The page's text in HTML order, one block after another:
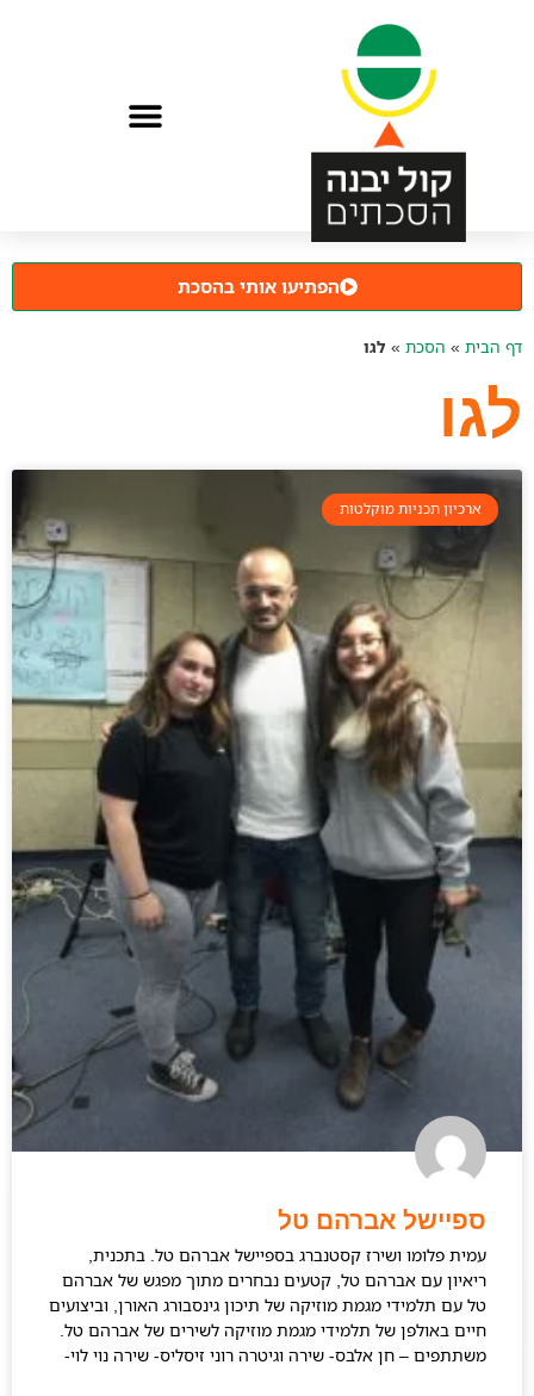
הפתיעו אותי בהסכת
דף הבית » הסכת » לגו
לגו
ארכיון תכניות מוקלטות
ספיישל אברהם טל
עמית פלומו ושירז קסטנברג בספיישל אברהם טל. בתכנית,
ריאיון עם אברהם טל, קטעים נבחרים מתוך מפגש של אברהם
טל עם תלמידי מגמת מוזיקה של תיכון גינסבורג האורן, וביצועים
חיים באולפן של תלמידי מגמת מוזיקה לשירים של אברהם טל.
משתתפים – חן אלבס- שירה וגיטרה רוני זיסליס- שירה נוי לוי-